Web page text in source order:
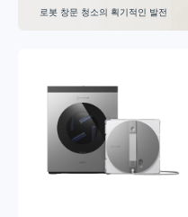
로봇 창문 청소의 획기적인 발전